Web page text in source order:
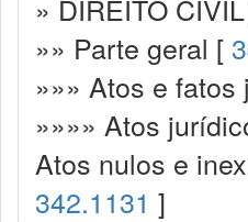
» DIREITO
»» Parte geral [
»»» Atos e
»»»» Atos
Atos nulos e
342.1131 ]